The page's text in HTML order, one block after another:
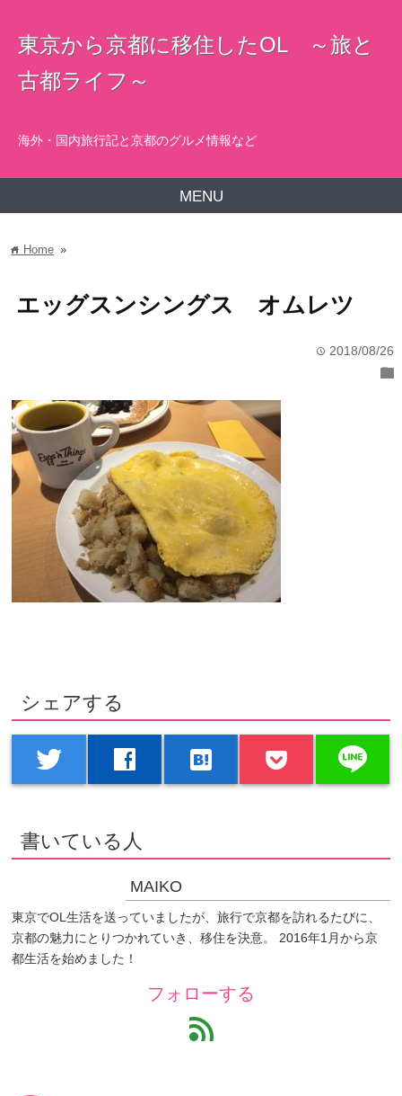
東京から京都に移住したOL ～旅と
古都ライフ～
海外・国内旅行記と京都のグルメ情報など
MENU
home Home »
エッグスンシングス オムレツ
time 2018/08/26
folder
シェアする
twitter facebook hatenabookmark line
書いている人
MAIKO
東京でOL生活を送っていましたが、旅行で京都を訪れるたびに、
京都の魅力にとりつかれていき、移住を決意。 2016年1月から京
都生活を始めました！
フォローする
feed